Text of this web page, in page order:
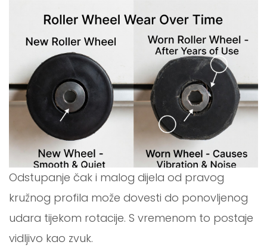
Odstupanje čak i malog dijela od pravog
kružnog profila može dovesti do ponovljenog
udara tijekom rotacije. S vremenom to postaje
vidljivo kao zvuk.